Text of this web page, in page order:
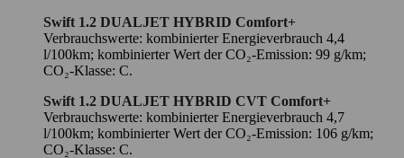
Swift 1.2 DUALJET HYBRID Comfort+
Verbrauchswerte: kombinierter Energieverbrauch 4,4
l/100km; kombinierter Wert der CO₂-Emission: 99 g/km;
CO₂-Klasse: C.
Swift 1.2 DUALJET HYBRID CVT Comfort+
Verbrauchswerte: kombinierter Energieverbrauch 4,7
l/100km; kombinierter Wert der CO₂-Emission: 106 g/km;
CO₂-Klasse: C.